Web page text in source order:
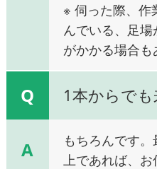
※ 伺った際、作
んでいる、足
がかかる場合も
Q 1本からで
A
もちろんです
上であれば、お